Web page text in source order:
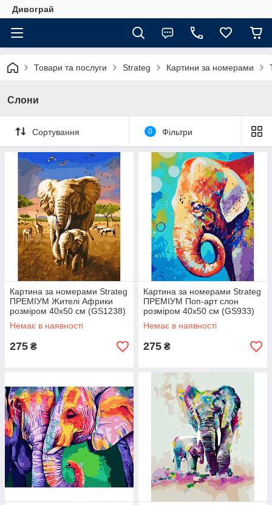
Дивограй
Товари та послуги Strateg Картини за номерами
Слони
Сортування 0 Фільтри
Картина за номерами Strateg
ПРЕМІУМ Жителі Африки
розміром 40х50 см (GS1238)
Немає в наявності
275 ₴
Картина за номерами Strateg
ПРЕМІУМ Поп-арт слон
розміром 40х50 см (GS933)
Немає в наявності
275 ₴